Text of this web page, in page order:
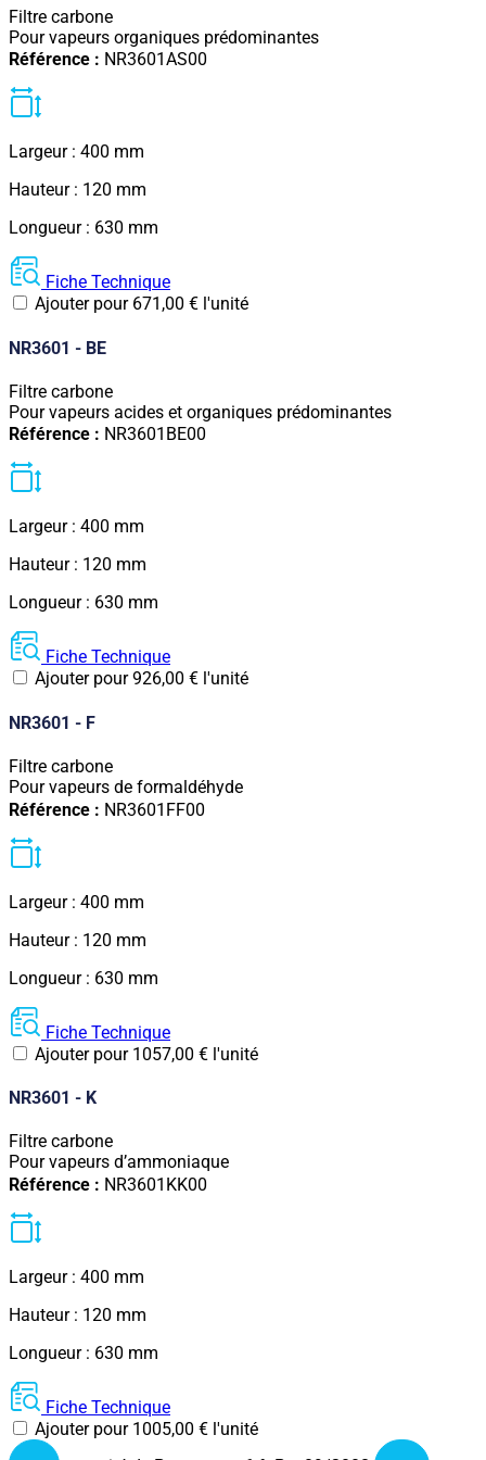
Filtre carbone
Pour vapeurs organiques prédominantes
Référence : NR3601AS00
Largeur : 400 mm
Hauteur : 120 mm
Longueur : 630 mm
Fiche Technique
Ajouter pour 671,00 € l'unité
NR3601 - BE
Filtre carbone
Pour vapeurs acides et organiques prédominantes
Référence : NR3601BE00
Largeur : 400 mm
Hauteur : 120 mm
Longueur : 630 mm
Fiche Technique
Ajouter pour926,00 € l'unité
NR3601 - F
Filtre carbone
Pour vapeurs de formaldéhyde
Référence : NR3601FF00
Largeur : 400 mm
Hauteur : 120 mm
Longueur : 630 mm
Fiche Technique
Ajouter pour 1057,00 € l'unité
NR3601 - K
Filtre carbone
Pour vapeurs d’ammoniaque
Référence : NR3601KK00
Largeur : 400 mm
Hauteur : 120 mm
Longueur : 630 mm
Fiche Technique
Ajouter pour 1005,00 € l'unité